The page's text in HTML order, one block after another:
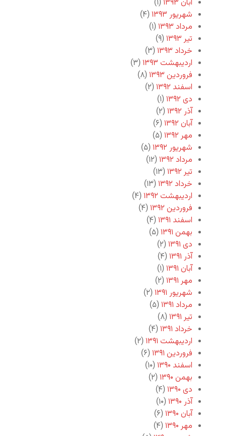
آبان ۱۳۹۳
(۱)
شهریور ۱۳۹۳
(۴)
مرداد ۱۳۹۳
(۱)
تیر ۱۳۹۳
(۹)
خرداد ۱۳۹۳
(۳)
اردیبهشت ۱۳۹۳
(۳)
فروردین ۱۳۹۳
(۸)
اسفند ۱۳۹۲
(۲)
دی ۱۳۹۲
(۱)
آذر ۱۳۹۲
(۲)
آبان ۱۳۹۲
(۶)
مهر ۱۳۹۲
(۵)
شهریور ۱۳۹۲
(۵)
مرداد ۱۳۹۲
(۱۲)
تیر ۱۳۹۲
(۱۳)
خرداد ۱۳۹۲
(۱۳)
اردیبهشت ۱۳۹۲
(۴)
فروردین ۱۳۹۲
(۴)
اسفند ۱۳۹۱
(۴)
بهمن ۱۳۹۱
(۵)
دی ۱۳۹۱
(۲)
آذر ۱۳۹۱
(۴)
آبان ۱۳۹۱
(۱)
مهر ۱۳۹۱
(۲)
شهریور ۱۳۹۱
(۲)
مرداد ۱۳۹۱
(۵)
تیر ۱۳۹۱
(۸)
خرداد ۱۳۹۱
(۴)
اردیبهشت ۱۳۹۱
(۲)
فروردین ۱۳۹۱
(۶)
اسفند ۱۳۹۰
(۱۰)
بهمن ۱۳۹۰
(۲)
دی ۱۳۹۰
(۴)
آذر ۱۳۹۰
(۱۰)
آبان ۱۳۹۰
(۶)
مهر ۱۳۹۰
(۴)